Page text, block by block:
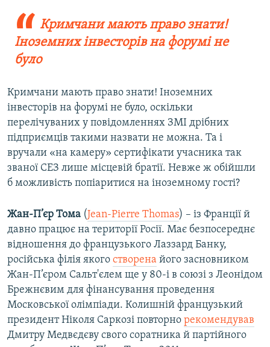
Кримчани мають право знати!
Іноземних інвесторів на форумі не
було
Кримчани мають право знати! Іноземних
інвесторів на форумі не було, оскільки
перелічуваних у повідомленнях ЗМІ дрібних
підприємців такими назвати не можна. Та і
вручали «на камеру» сертифікати учасника так
званої СЕЗ лише місцевій братії. Невже ж обійшли
б можливість попіаритися на іноземному гості?
Жан-П’єр Тома ( Jean-Pierre Thomas) – із Франції й
давно працює на території Росії. Має безпосереднє
відношення до французького Лаззард Банку,
російська філія якого створена його засновником
Жан-П’єром Сальт'єлем ще у 80-і в союзі з Леонідом
Брежнєвим для фінансування проведення
Московської олімпіади. Колишній французький
президент Ніколя Саркозі повторно рекомендував
Дмитру Медвєдєву свого соратника й партійного